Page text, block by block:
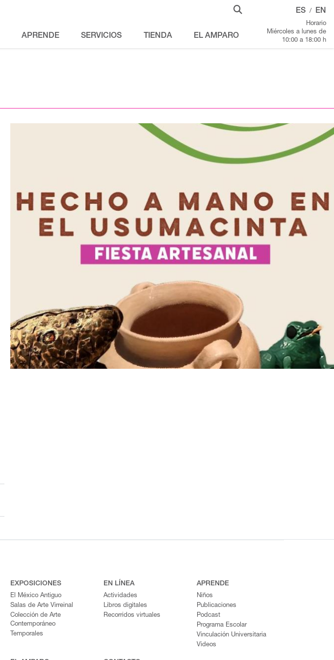
APRENDE SERVICIOS TIENDA EL AMPARO
ES / EN
Horario
Miércoles a lunes de
10:00 a 18:00 h
EXPOSICIONES
El México Antiguo
Salas de Arte Virreinal
Colección de Arte
Contemporáneo
Temporales
EN LÍNEA
Actividades
Libros digitales
Recorridos virtuales
APRENDE
Niños
Publicaciones
Podcast
Programa Escolar
Vinculación Universitaria
Videos